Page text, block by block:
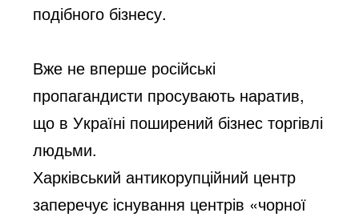
подібного бізнесу.
Вже не вперше російські
пропагандисти просувають наратив,
що в Україні поширений бізнес торгівлі
людьми.
Харківський антикорупційний центр
заперечує існування центрів «чорної